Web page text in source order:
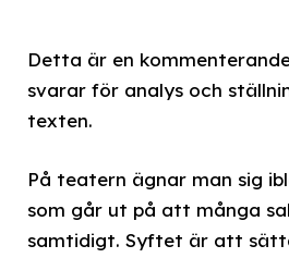
Detta är en
svarar för analys och
texten.
På teatern ägnar man sig
som går ut på att många
samtidigt. Syftet är att